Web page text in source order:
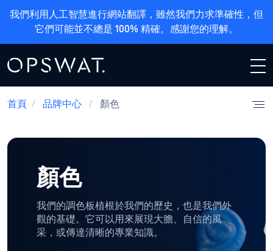
我們利用人工智慧進行網站翻譯，雖然我們力求準確性，但
它們可能並不總是 100% 精確。感謝您的理解。
首頁 / 品牌中心 / 顏色
顏色
我們的調色板植根於我們的歷史，也是我們外
觀的基礎。它可以用來展現大膽、自信的風
采，或傳達清晰的專業知識。